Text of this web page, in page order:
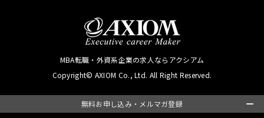
無料お申し込み・メルマガ登録
MBA転職・外資系企業の求人ならアクシアム
Copyright© AXIOM Co., Ltd. All Right Reserved.